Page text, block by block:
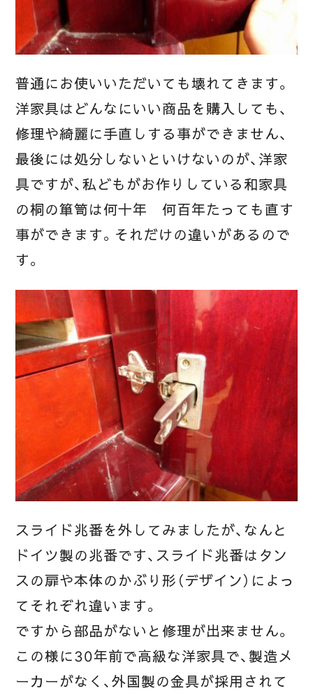
普通にお使いいただいても壊れてきます。
洋家具はどんなにいい商品を購入しても、
修理や綺麗に手直しする事ができません、
最後には処分しないといけないのが、洋家
具ですが、私どもがお作りしている和家具
の桐の箪笥は何十年 何百年たっても直す
事ができます。それだけの違いがあるので
す。
スライド兆番を外してみましたが、なんと
ドイツ製の兆番です、スライド兆番はタン
スの扉や本体のかぶり形（デザイン）によっ
てそれぞれ違います。
ですから部品がないと修理が出来ません。
この様に30年前で高級な洋家具で、製造メ
ーカーがなく、外国製の金具が採用されて